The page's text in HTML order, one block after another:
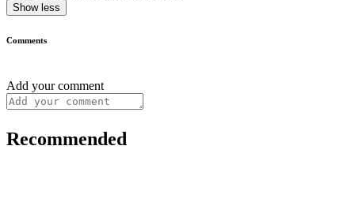
Show less
Comments
Add your comment
Recommended